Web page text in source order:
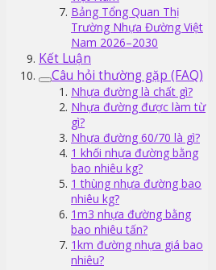
Bảng Tổng Quan Thị
Trường Nhựa Đường Việt
Nam 2026–2030
Kết Luận
Câu hỏi thường gặp (FAQ)
Nhựa đường là chất gì?
Nhựa đường được làm từ
gì?
Nhựa đường 60/70 là gì?
1 khối nhựa đường bằng
bao nhiêu kg?
1 thùng nhựa đường bao
nhiêu kg?
1m3 nhựa đường bằng
bao nhiêu tấn?
1km đường nhựa giá bao
nhiêu?